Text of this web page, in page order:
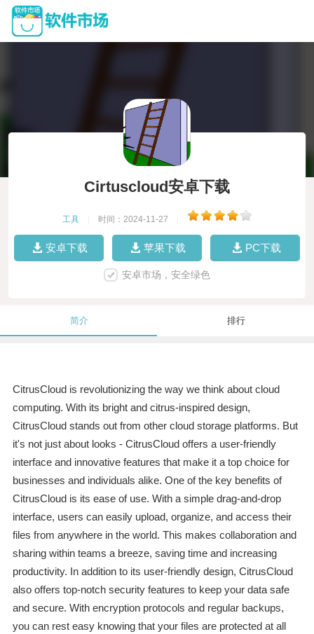
Cirtuscloud安卓下载
工具 时间：2024-11-27
安卓下载 苹果下载 PC下载
安卓市场，安全绿色
简介 排行
CitrusCloud is revolutionizing the way we think about cloud
computing. With its bright and citrus-inspired design,
CitrusCloud stands out from other cloud storage platforms. But
it's not just about looks - CitrusCloud offers a user-friendly
interface and innovative features that make it a top choice for
businesses and individuals alike. One of the key benefits of
CitrusCloud is its ease of use. With a simple drag-and-drop
interface, users can easily upload, organize, and access their
files from anywhere in the world. This makes collaboration and
sharing within teams a breeze, saving time and increasing
productivity. In addition to its user-friendly design, CitrusCloud
also offers top-notch security features to keep your data safe
and secure. With encryption protocols and regular backups,
you can rest easy knowing that your files are protected at all